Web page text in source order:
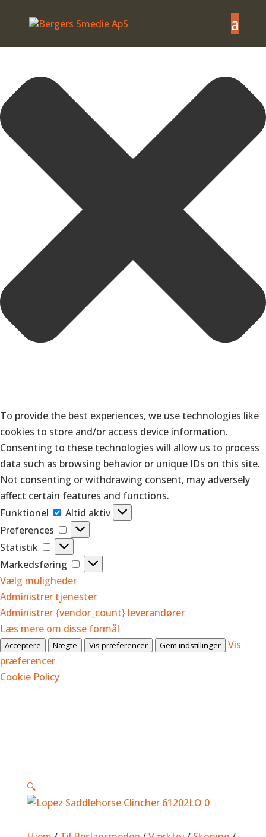
To provide the best experiences, we use technologies like
cookies to store and/or access device information.
Consenting to these technologies will allow us to process
data such as browsing behavior or unique IDs on this site.
Not consenting or withdrawing consent, may adversely
affect certain features and functions.
Funktionel
Funktionel
Altid aktiv
Preferences
Preferences
Statistik
Statistik
Markedsføring
Markedsføring
Vælg muligheder
Administrer tjenester
Administrer {vendor_count} leverandører
Læs mere om disse formål
Acceptere Nægte Vis præferencer Gem indstillinger
Vis
præferencer
Cookie Policy
🔍